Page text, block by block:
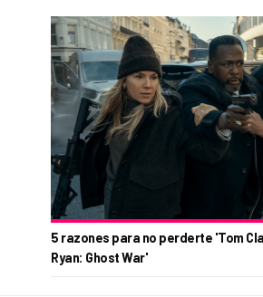
5 razones para no perderte 'Tom
Ryan: Ghost War'